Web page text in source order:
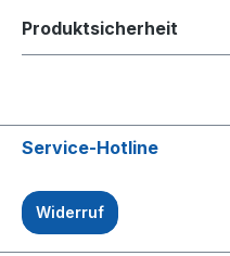
Produktsicherheit
Service-Hotline
Widerruf